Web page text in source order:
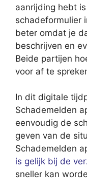
aanrijding hebt
schadeformulier
beter omdat je
beschrijven en
Beide partijen
voor af te
In dit digitale
Schademelden
eenvoudig de
geven van de
Schademelden
is gelijk bij de
sneller kan